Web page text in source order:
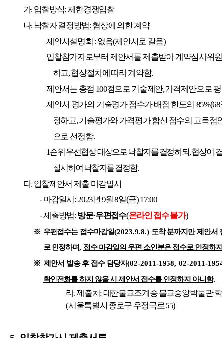
가. 입찰방식:제한경쟁입찰
나. 낙찰자 결정방법:협상에 의한 계약
제안서설명회 :없음(제안서로 갈음)
입찰참가자로부터 제안서를 제출받아 계약심사위
하고,협상절차에 따라 계약함.
제안서는 총점 100점으로 기술제안,가격제안으로
제안서 평가의 기술평가 점수가 배점 한도의 85%(68
정하고,기술평가와 가격평가 합산 점수의 고득점
으로 선정함.
1순위 우선협상 대상으로 낙찰자를 결정하되,협상이
실시하여 낙찰자를 결정함.
다. 입찰제안서 제출 마감일시
-마감일시:2023년9월8일(금) 17:00
-제출방법:방문·우편접수(온라인 접수 불가)
※ 우편접수는 접수마감일(2023.9.8.) 도착 분까지만 제안서
로 인정하며, 접수 마감일의 우편 소인분은 접수로 인정하
※ 제안서 발송 후 접수 담당자(02-2011-1958, 02-2011-
확인전화를 하지 않을 시 제안서 접수를 인정하지 아니함.
라.제출처:대한불교조계종 불교중앙박물관
(서울특별시 종로구 우정국로 55)